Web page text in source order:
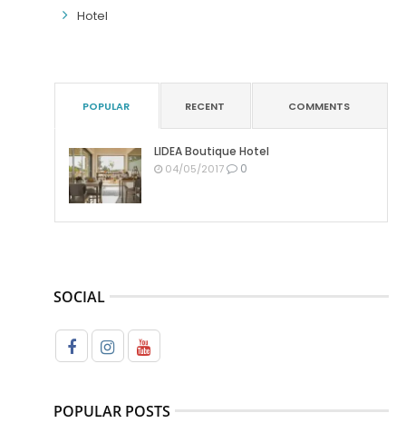
Hotel
POPULAR RECENT COMMENTS
LIDEA Boutique Hotel
04/05/2017 0
SOCIAL
POPULAR POSTS